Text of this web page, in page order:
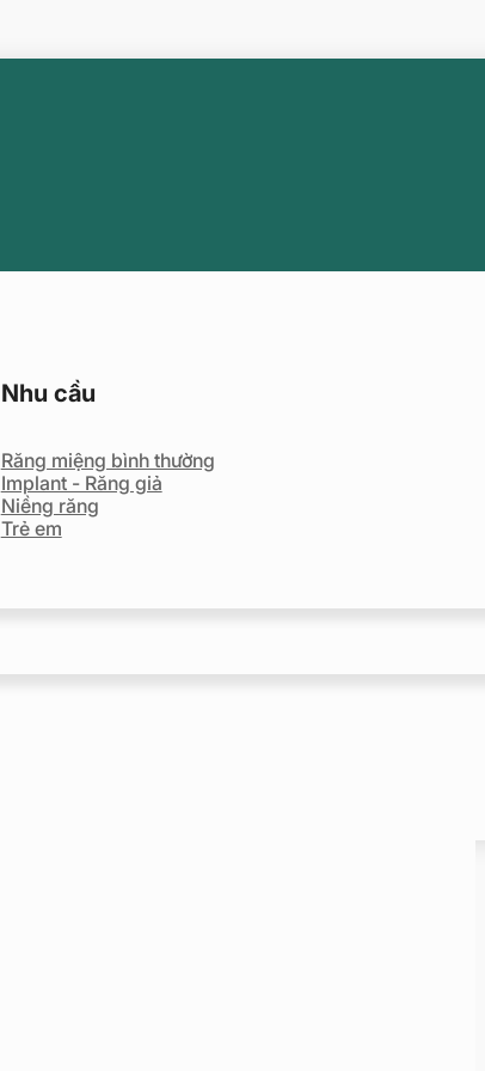
Nhu cầu
Răng miệng bình thường
Implant - Răng giả
Niềng răng
Trẻ em